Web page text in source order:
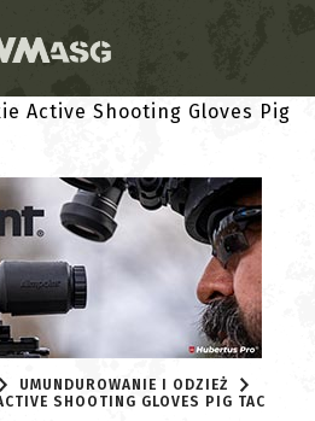
UMUNDUROWANIE I ODZIEŻ
SHOOTING GLOVES PIG TAC